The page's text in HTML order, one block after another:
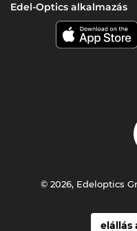
Edel-Optics alkalmazás
elállás
© 2026, Edeloptics